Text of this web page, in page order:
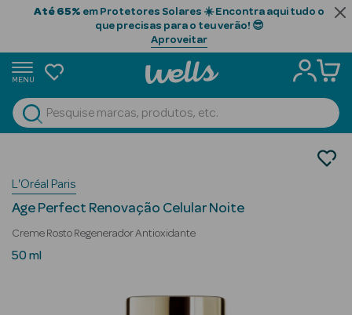
Até 65% em Protetores Solares ☀️ Encontra aqui tudo o
que precisas para o teu verão! 😎
Aproveitar
MENU
Ver Tudo
Beauty Season
Cabelo
Beauty Season
Hidratantes
L'Oréal Paris
Age Perfect Renovação Celular Noite
Creme Rosto Regenerador Antioxidante
50 ml